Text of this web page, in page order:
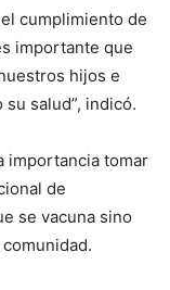
cumplimiento de
importante que
hijos e
salud”, indicó.
importancia tomar
de
se vacuna sino